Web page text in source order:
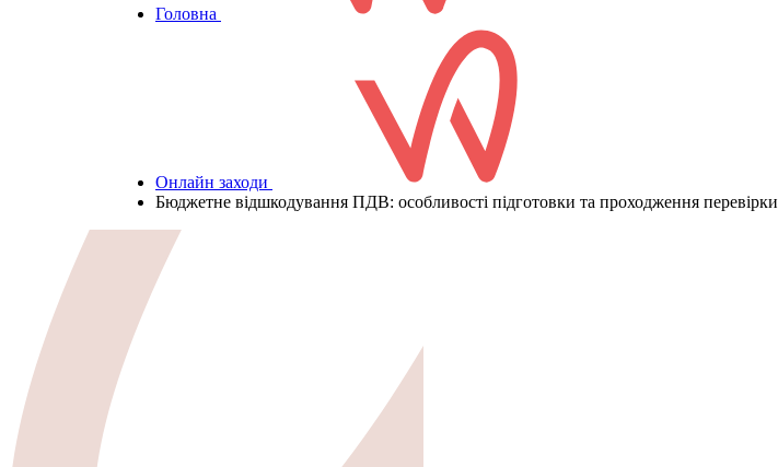
Головна
Онлайн заходи
Бюджетне відшкодування ПДВ: особливості підготовки та проходження перевірки